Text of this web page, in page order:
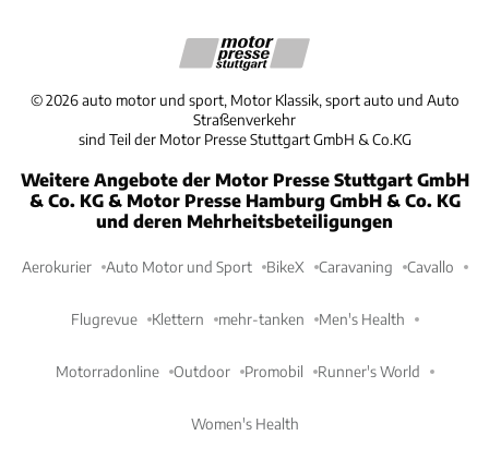
©2026 auto motor und sport, Motor Klassik, sport auto und Auto
Straßenverkehr
sind Teil der Motor Presse Stuttgart GmbH & Co.KG
Weitere Angebote der Motor Presse Stuttgart GmbH
& Co. KG & Motor Presse Hamburg GmbH & Co. KG
und deren Mehrheitsbeteiligungen
Aerokurier Auto Motor und Sport BikeX Caravaning Cavallo
Flugrevue Klettern mehr-tanken Men's Health
Motorradonline Outdoor Promobil Runner's World
Women's Health